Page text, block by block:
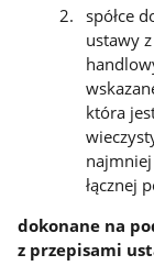
spółce
ustawy
która
łącznej
dokonane na
z przepisami